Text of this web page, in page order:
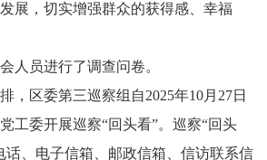
展，切实增强群众的获得感、幸福
人员进行了调查问卷。
，区委第三巡察组自2025年10月27日
工委开展巡察“回头看”。巡察“回头
话、电子信箱、邮政信箱、信访联系信